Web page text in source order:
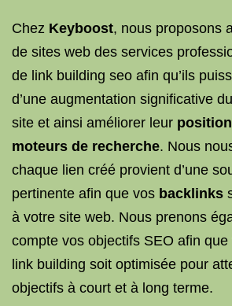
Chez Keyboost, nous proposons
de sites web des services
de link building seo afin qu’ils
d’une augmentation significative
site et ainsi améliorer leur
moteurs de recherche. Nous
chaque lien créé provient d’une
pertinente afin que vos backlinks
à votre site web. Nous prenons
compte vos objectifs SEO afin
link building soit optimisée pour
objectifs à court et à long terme.